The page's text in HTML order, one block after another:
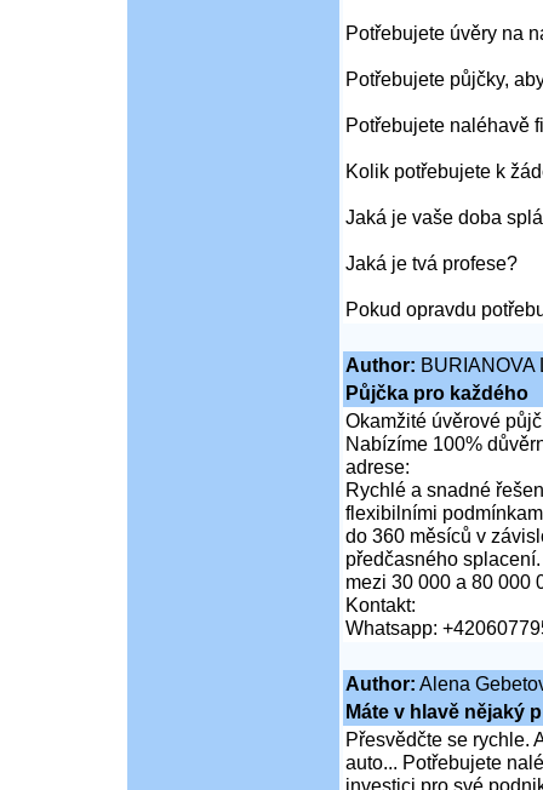
Potřebujete úvěry na
Potřebujete půjčky,
Potřebujete naléhavě
Kolik potřebujete k
Jaká je vaše doba
Jaká je tvá profese?
Pokud opravdu
Author: BURIANOVA
Půjčka pro každého
Okamžité úvěrové
Nabízíme 100%
adrese:
Rychlé a snadné
flexibilními
do 360 měsíců v
předčasného
mezi 30 000 a 80 000
Kontakt:
Whatsapp:
Author: Alena
Máte v hlavě nějaký
Přesvědčte se rychle.
auto... Potřebujete
investici pro své